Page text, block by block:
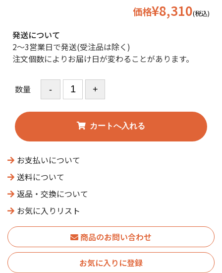
価格¥8,310(税込)
発送について
2〜3営業日で発送(受注品は除く)
注文個数によりお届け日が変わることがあります。
数量
お支払いについて
送料について
返品・交換について
お気に入りリスト
商品のお問い合わせ
お気に入りに登録